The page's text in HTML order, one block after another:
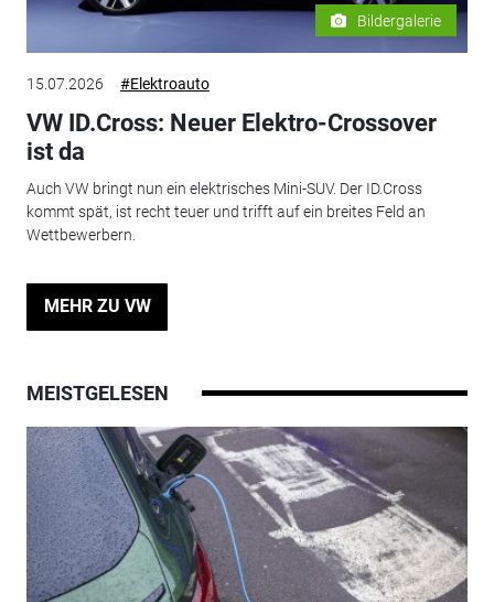
Bildergalerie
15.07.2026 #Elektroauto
VW ID.Cross: Neuer Elektro-Crossover
ist da
Auch VW bringt nun ein elektrisches Mini-SUV. Der ID.Cross
kommt spät, ist recht teuer und trifft auf ein breites Feld an
Wettbewerbern.
MEHR ZU VW
MEISTGELESEN